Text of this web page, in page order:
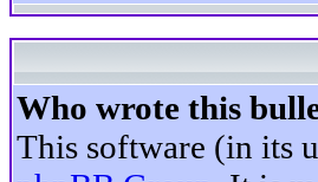
Who wrote this
This software (in its